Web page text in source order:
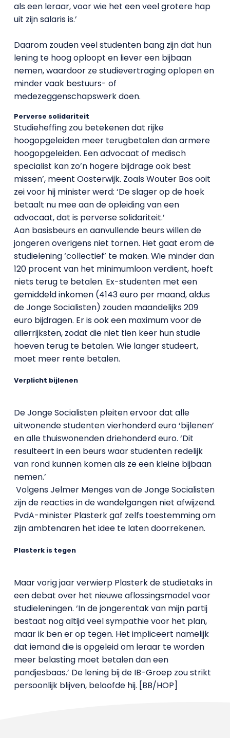
als een leraar, voor wie het een veel grotere hap
uit zijn salaris is.’
Daarom zouden veel studenten bang zijn dat hun
lening te hoog oploopt en liever een bijbaan
nemen, waardoor ze studievertraging oplopen en
minder vaak bestuurs- of
medezeggenschapswerk doen.
Perverse solidariteit
Studieheffing zou betekenen dat rijke
hoogopgeleiden meer terugbetalen dan armere
hoogopgeleiden. Een advocaat of medisch
specialist kan zo’n hogere bijdrage ook best
missen’, meent Oosterwijk. Zoals Wouter Bos ooit
zei voor hij minister werd: ‘De slager op de hoek
betaalt nu mee aan de opleiding van een
advocaat, dat is perverse solidariteit.’
Aan basisbeurs en aanvullende beurs willen de
jongeren overigens niet tornen. Het gaat erom de
studielening ‘collectief’ te maken. Wie minder dan
120 procent van het minimumloon verdient, hoeft
niets terug te betalen. Ex-studenten met een
gemiddeld inkomen (4143 euro per maand, aldus
de Jonge Socialisten) zouden maandelijks 209
euro bijdragen. Er is ook een maximum voor de
allerrijksten, zodat die niet tien keer hun studie
hoeven terug te betalen. Wie langer studeert,
moet meer rente betalen.
Verplicht bijlenen
De Jonge Socialisten pleiten ervoor dat alle
uitwonende studenten vierhonderd euro ‘bijlenen’
en alle thuiswonenden driehonderd euro. ‘Dit
resulteert in een beurs waar studenten redelijk
van rond kunnen komen als ze een kleine bijbaan
nemen.’
Volgens Jelmer Menges van de Jonge Socialisten
zijn de reacties in de wandelgangen niet afwijzend.
PvdA-minister Plasterk gaf zelfs toestemming om
zijn ambtenaren het idee te laten doorrekenen.
Plasterk is tegen
Maar vorig jaar verwierp Plasterk de studietaks in
een debat over het nieuwe aflossingsmodel voor
studieleningen. ‘In de jongerentak van mijn partij
bestaat nog altijd veel sympathie voor het plan,
maar ik ben er op tegen. Het impliceert namelijk
dat iemand die is opgeleid om leraar te worden
meer belasting moet betalen dan een
pandjesbaas.’ De lening bij de IB-Groep zou strikt
persoonlijk blijven, beloofde hij. [BB/HOP]